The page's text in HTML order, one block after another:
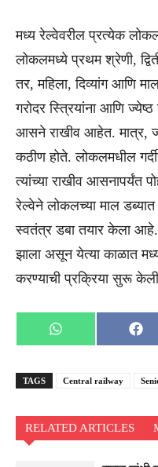
मध्य रेल्वेवरील प्रत्येक
लोकलमध्ये प्रथम श्रेणी,
तर, महिला, दिव्यांग आणि
गरोदर स्त्रियांना आणि
आसने राखीव आहेत. मात्र,
कठीण होते. लोकलमधील
त्यांच्या राखीव आसनापर्यंत
रेल्वेने लोकलच्या माल
स्वतंत्र डबा तयार केला
झाला असून येत्या काळात
करण्याची प्रक्रिया सुरू
Share
on
WhatsApp
on
TAGS Central railway
RELATED ARTICLES